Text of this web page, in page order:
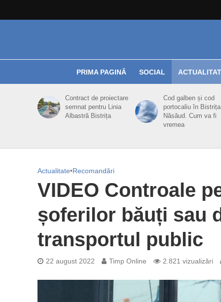
PRIMA PAGINĂ SOCIAL
Contract de proiectare
semnat pentru Linia
Albastră Bistrița
Cod galben și cod
portocaliu în
Năsăud. Cum va fi
vremea
Actualitate•Recomandări
VIDEO Controale
șoferilor băuți sau
transportul public
22 august 2022 Timp Online 2.821 vizualizări